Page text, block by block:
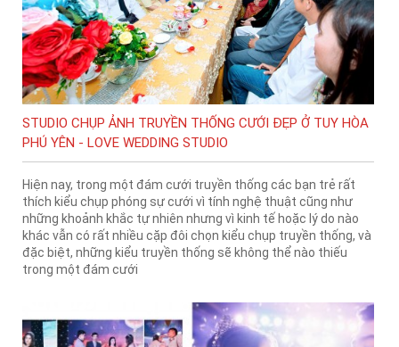
STUDIO CHỤP ẢNH TRUYỀN THỐNG CƯỚI ĐẸP Ở TUY HÒA
PHÚ YÊN - LOVE WEDDING STUDIO
Hiện nay, trong một đám cưới truyền thống các bạn trẻ rất
thích kiểu chụp phóng sự cưới vì tính nghệ thuật cũng như
những khoảnh khắc tự nhiên nhưng vì kinh tế hoặc lý do nào
khác vẫn có rất nhiều cặp đôi chọn kiểu chụp truyền thống, và
đặc biệt, những kiểu truyền thống sẽ không thể nào thiếu
trong một đám cưới